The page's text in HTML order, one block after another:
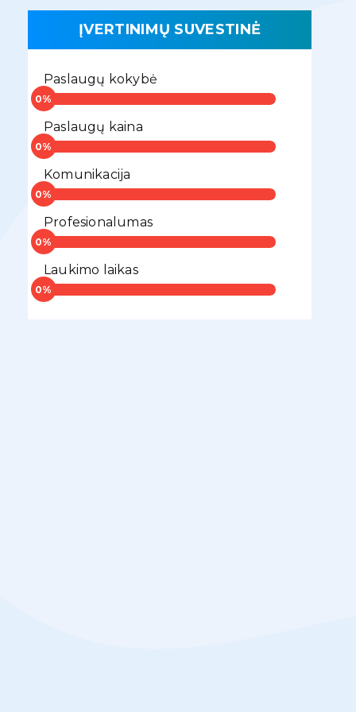
ĮVERTINIMŲ SUVESTINĖ
Paslaugų kokybė
Paslaugų kaina
Komunikacija
Profesionalumas
Laukimo laikas